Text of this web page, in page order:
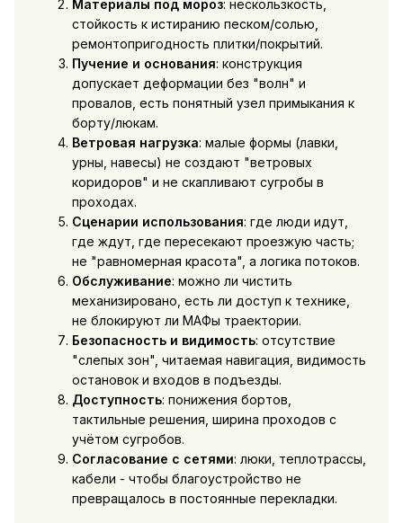
Материалы под мороз: нескользкость,
стойкость к истиранию песком/солью,
ремонтопригодность плитки/покрытий.
Пучение и основания: конструкция
допускает деформации без "волн" и
провалов, есть понятный узел примыкания к
борту/люкам.
Ветровая нагрузка: малые формы (лавки,
урны, навесы) не создают "ветровых
коридоров" и не скапливают сугробы в
проходах.
Сценарии использования: где люди идут,
где ждут, где пересекают проезжую часть;
не "равномерная красота", а логика потоков.
Обслуживание: можно ли чистить
механизировано, есть ли доступ к технике,
не блокируют ли МАФы траектории.
Безопасность и видимость: отсутствие
"слепых зон", читаемая навигация, видимость
остановок и входов в подъезды.
Доступность: понижения бортов,
тактильные решения, ширина проходов с
учётом сугробов.
Согласование с сетями: люки, теплотрассы,
кабели - чтобы благоустройство не
превращалось в постоянные перекладки.